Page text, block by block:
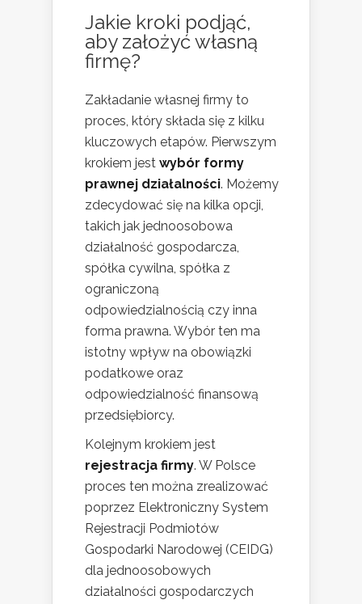
Jakie kroki podjąć,
aby założyć własną
firmę?
Zakładanie własnej firmy to
proces, który składa się z kilku
kluczowych etapów. Pierwszym
krokiem jest wybór formy
prawnej działalności. Możemy
zdecydować się na kilka opcji,
takich jak jednoosobowa
działalność gospodarcza,
spółka cywilna, spółka z
ograniczoną
odpowiedzialnością czy inna
forma prawna. Wybór ten ma
istotny wpływ na obowiązki
podatkowe oraz
odpowiedzialność finansową
przedsiębiorcy.
Kolejnym krokiem jest
rejestracja firmy. W Polsce
proces ten można zrealizować
poprzez Elektroniczny System
Rejestracji Podmiotów
Gospodarki Narodowej (CEIDG)
dla jednoosobowych
działalności gospodarczych